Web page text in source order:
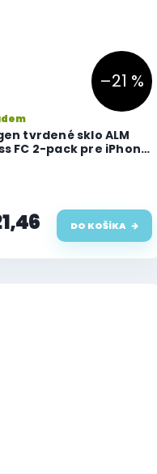
–21 %
tvrdené sklo ALM
FC 2-pack pre iPhone
DO KOŠÍKA